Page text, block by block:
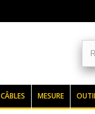
CÂBLES MESURE